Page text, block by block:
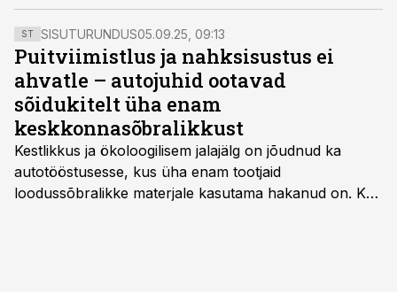
ST SISUTURUNDUS05.09.25, 09:13
Puitviimistlus ja nahksisustus ei
ahvatle – autojuhid ootavad
sõidukitelt üha enam
keskkonnasõbralikkust
Kestlikkus ja ökoloogilisem jalajälg on jõudnud ka
autotööstusesse, kus üha enam tootjaid
loodussõbralikke materjale kasutama hakanud on. Kui